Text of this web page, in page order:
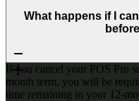
What happens if I
If you cancel your POS Pro
month term, you will be
time remaining in your 12-